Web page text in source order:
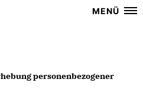
MENÜ
personenbezogener